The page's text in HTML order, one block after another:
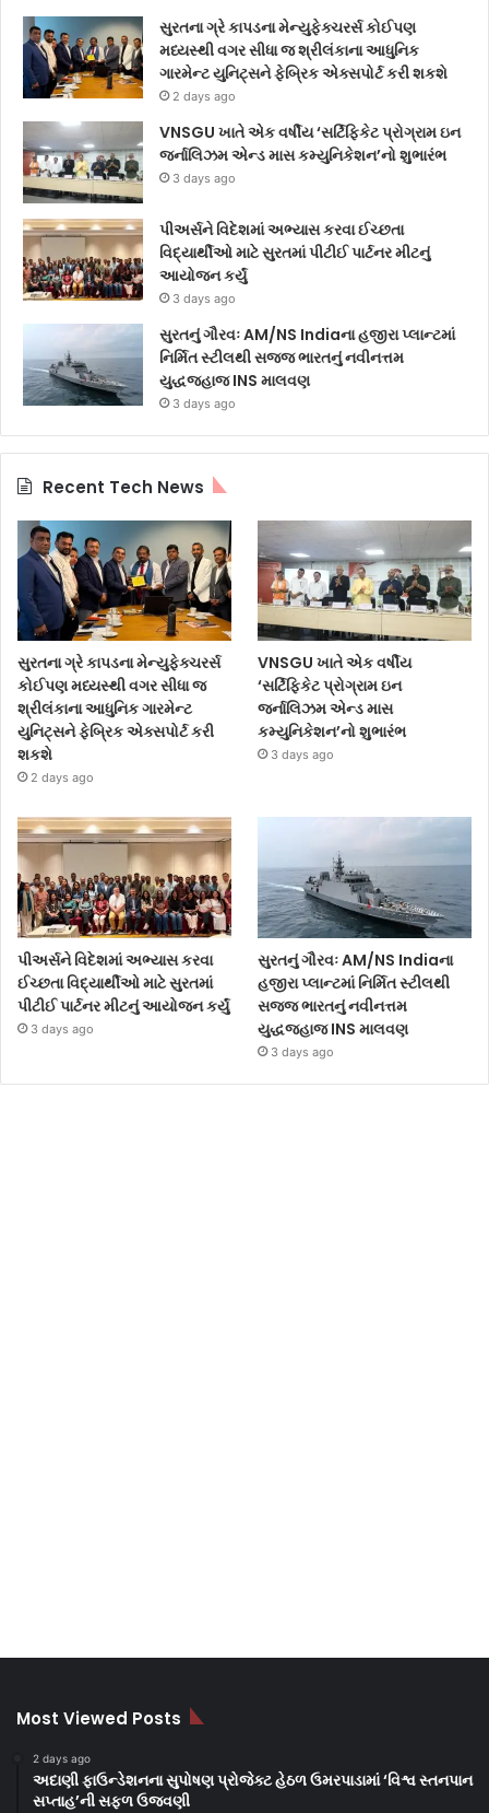
સુરતના ગ્રે કાપડના મેન્યુફેક્ચરર્સ કોઈપણ
મધ્યસ્થી વગર સીધા જ શ્રીલંકાના આધુનિક
ગારમેન્ટ યુનિટ્સને ફેબ્રિક એક્સપોર્ટ કરી શકશે
2 days ago
VNSGU ખાતે એક વર્ષીય ‘સર્ટિફિકેટ પ્રોગ્રામ ઇન
જર્નાલિઝમ એન્ડ માસ કમ્યુનિકેશન’નો શુભારંભ
3 days ago
પીઅર્સને વિદેશમાં અભ્યાસ કરવા ઈચ્છતા
વિદ્યાર્થીઓ માટે સુરતમાં પીટીઈ પાર્ટનર મીટનું
આયોજન કર્યું
3 days ago
સુરતનું ગૌરવઃ AM/NS Indiaના હજીરા પ્લાન્ટમાં
નિર્મિત સ્ટીલથી સજ્જ ભારતનું નવીનત્તમ
યુદ્ધજહાજ INS માલવણ
3 days ago
Recent Tech News
સુરતના ગ્રે કાપડના મેન્યુફેક્ચરર્સ
કોઈપણ મધ્યસ્થી વગર સીધા જ
શ્રીલંકાના આધુનિક ગારમેન્ટ
યુનિટ્સને ફેબ્રિક એક્સપોર્ટ કરી
શકશે
2 days ago
VNSGU ખાતે એક વર્ષીય
‘સર્ટિફિકેટ પ્રોગ્રામ ઇન
જર્નાલિઝમ એન્ડ માસ
કમ્યુનિકેશન’નો શુભારંભ
3 days ago
પીઅર્સને વિદેશમાં અભ્યાસ કરવા
ઈચ્છતા વિદ્યાર્થીઓ માટે સુરતમાં
પીટીઈ પાર્ટનર મીટનું આયોજન કર્યું
3 days ago
સુરતનું ગૌરવઃ AM/NS Indiaના
હજીરા પ્લાન્ટમાં નિર્મિત સ્ટીલથી
સજ્જ ભારતનું નવીનત્તમ
યુદ્ધજહાજ INS માલવણ
3 days ago
Most Viewed Posts
2 days ago
અદાણી ફાઉન્ડેશનના સુપોષણ પ્રોજેક્ટ હેઠળ ઉમરપાડામાં ‘વિશ્વ સ્તનપાન
સપ્તાહ’ની સફળ ઉજવણી